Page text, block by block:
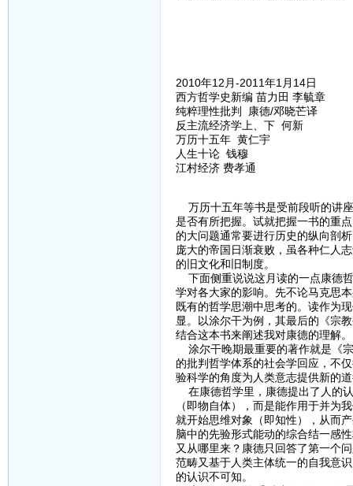
2010年12月-2011年1月14日
西方哲学史新编 苗力田 李毓章
纯粹理性批判 康德/邓晓芒译
反主流经济学上、下 何新
万历十五年 黄仁宇
人生十论 钱穆
江村经济 费孝通
万历十五年等书是受前段听的讲
是否有所把握。试就把握一书的重
的大问题通常要进行历史的纵向剖
庞大的帝国日渐衰败，虽各种仁人
的旧文化和旧制度。
下面侧重说说这月读的一点康德
学对各大家的影响。先不论马克思
既有的哲学思潮中思考的。读作为
显。以涂尔干为例，其最后的《宗
结合这本书来阐述我对康德的理解。
涂尔干晚期最重要的著作就是《
的批判哲学体系的社会学回应，不
验科学的角度为人类意志提供新的
在康德哲学里，康德提出了人的
（即物自体），而是能作用于并为
就开始思维对象（即知性），从而
脑中的先验形式能动的综合结一感
又从哪里来？康德只回答了第一个
范畴又基于人类主体统一的自我意
的认识不可知。